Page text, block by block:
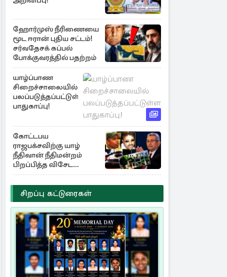
ஹோர்முஸ் நீரிணையை
மூட ஈரான் புதிய சட்டம்!
சர்வதேசக் கப்பல்
போக்குவரத்தில் பதற்றம்
யாழ்ப்பாண
சிறைச்சாலையில்
பலப்படுத்தப்பட்டுள்ள
பாதுகாப்பு!
கோட்டபய
ராஜபக்சவிற்கு யாழ்
நீதிவான் நீதிமன்றம்
பிறப்பித்த விசேட
உத்தரவு!
சிறப்பு கட்டுரைகள்